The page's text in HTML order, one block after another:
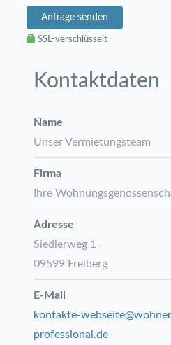
Anfrage senden
SSL-verschlüsselt
Kontaktdaten
Name
Unser Vermietungsteam
Firma
Ihre
Adresse
Siedlerweg 1
09599 Freiberg
E-Mail
kontakte-
professional.de